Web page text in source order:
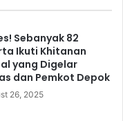
Sebanyak 82
Ikuti Khitanan
yang Digelar
dan Pemkot Depok
26, 2025